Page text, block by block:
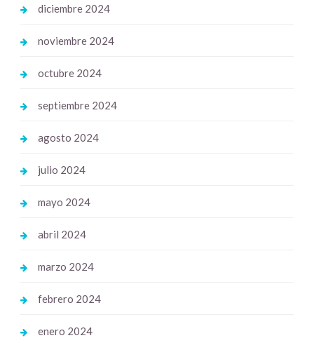
diciembre 2024
noviembre 2024
octubre 2024
septiembre 2024
agosto 2024
julio 2024
mayo 2024
abril 2024
marzo 2024
febrero 2024
enero 2024